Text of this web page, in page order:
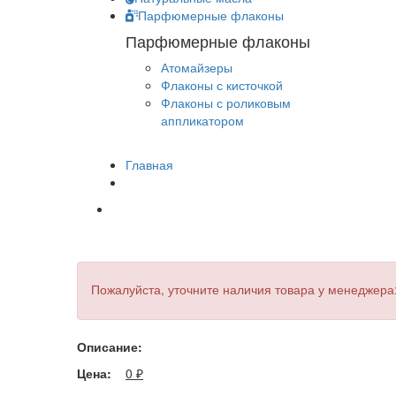
Парфюмерные флаконы
Парфюмерные флаконы
Атомайзеры
Флаконы с кисточкой
Флаконы с роликовым
аппликатором
Главная
Пожалуйста, уточните наличия товара у менеджера:
Описание:
Цена:
0 ₽